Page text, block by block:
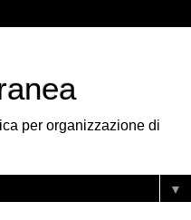
per organizzazione di
▼